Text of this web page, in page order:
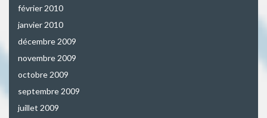
février 2010
janvier 2010
décembre 2009
novembre 2009
octobre 2009
septembre 2009
juillet 2009